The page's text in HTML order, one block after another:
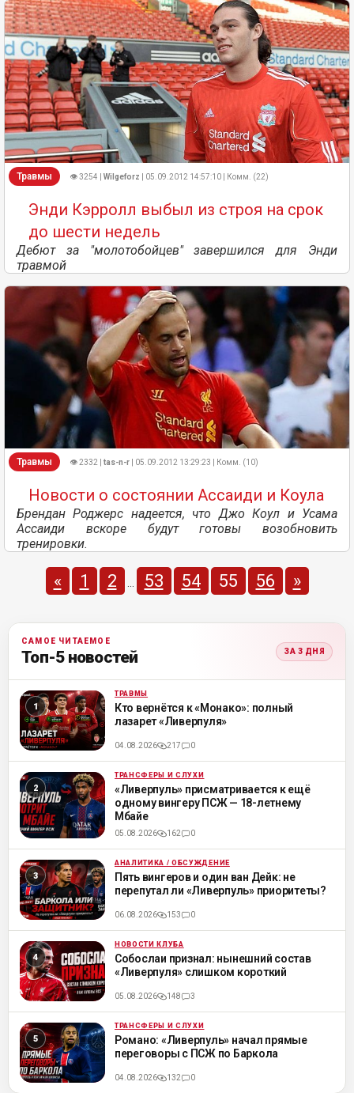
Травмы 👁 3254 | Wilgeforz | 05.09.2012 14:57:10 | Комм. (22)
Энди Кэрролл выбыл из строя на срок
до шести недель
Дебют за "молотобойцев" завершился для Энди
травмой
Травмы 👁 2332 | tas-n-r | 05.09.2012 13:29:23 | Комм. (10)
Новости о состоянии Ассаиди и Коула
Брендан Роджерс надеется, что Джо Коул и Усама
Ассаиди вскоре будут готовы возобновить
тренировки.
« 1 2 53 54 55 56 »
САМОЕ ЧИТАЕМОЕ
Топ-5 новостей ЗА 3 ДНЯ
ML ТРАВМЫ
Кто вернётся к «Монако»: полный
лазарет «Ливерпуля»
04.08.2026 217 0
ML ТРАНСФЕРЫ И СЛУХИ
«Ливерпуль» присматривается к ещё
одному вингеру ПСЖ — 18-летнему
Мбайе
05.08.2026 162 0
ML АНАЛИТИКА / ОБСУЖДЕНИЕ
Пять вингеров и один ван Дейк: не
перепутал ли «Ливерпуль» приоритеты?
06.08.2026 153 0
ML НОВОСТИ КЛУБА
Собослаи признал: нынешний состав
«Ливерпуля» слишком короткий
05.08.2026 148 3
ML ТРАНСФЕРЫ И СЛУХИ
Романо: «Ливерпуль» начал прямые
переговоры с ПСЖ по Баркола
04.08.2026 132 0